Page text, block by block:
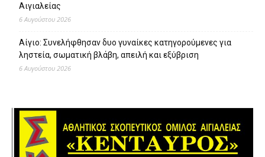
Αιγιαλείας
6 Αυγούστου 2026
Αίγιο: Συνελήφθησαν δυο γυναίκες κατηγορούμενες για
ληστεία, σωματική βλάβη, απειλή και εξύβριση
6 Αυγούστου 2026